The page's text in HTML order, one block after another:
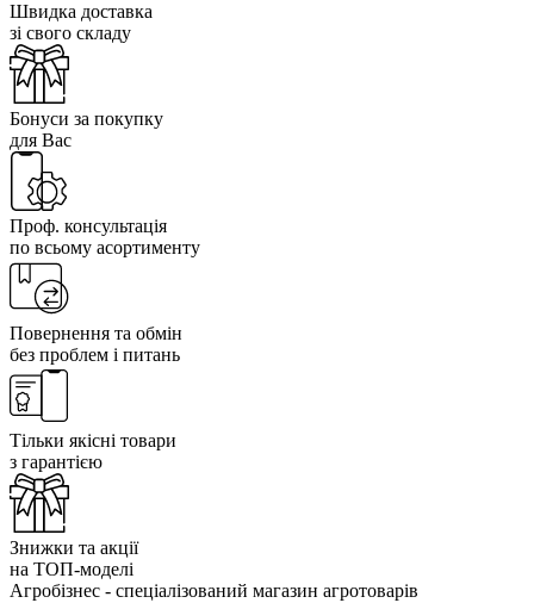
Швидка доставка
зі свого складу
Бонуси за покупку
для Вас
Проф. консультація
по всьому асортименту
Повернення та обмін
без проблем і питань
Тільки якісні товари
з гарантією
Знижки та акції
на ТОП-моделі
Агробізнес - спеціалізований магазин агротоварів